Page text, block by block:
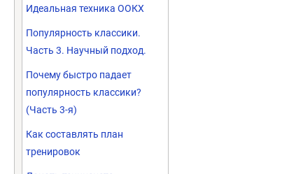
Идеальная техника ООКХ
Популярность классики.
Часть 3. Научный подход.
Почему быстро падает
популярность классики?
(Часть 3-я)
Как составлять план
тренировок